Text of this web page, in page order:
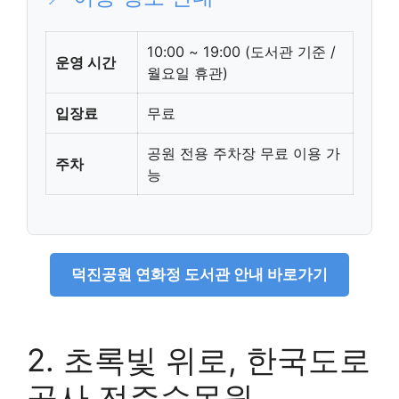
운영 시간
10:00 ~ 19:00 (도서관 기준 /
월요일 휴관)
입장료 무료
주차
공원 전용 주차장 무료 이용 가
능
덕진공원 연화정 도서관 안내 바로가기
2. 초록빛 위로, 한국도로